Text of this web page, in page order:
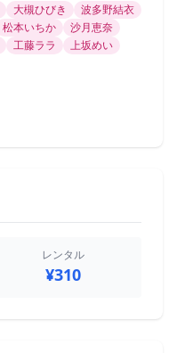
大槻ひびき
波多野結衣
松本いちか
沙月恵奈
工藤ララ
上坂めい
レンタル
¥310